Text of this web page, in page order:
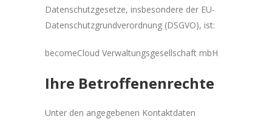
Datenschutzgesetze, insbesondere der EU-
Datenschutzgrundverordnung (DSGVO), ist:
becomeCloud Verwaltungsgesellschaft mbH
Ihre Betroffenenrechte
Unter den angegebenen Kontaktdaten